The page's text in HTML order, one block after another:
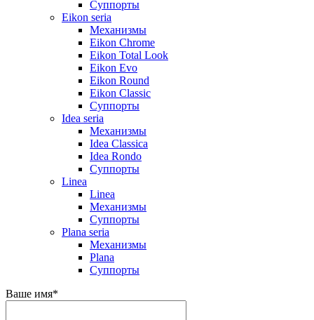
Суппорты
Eikon seria
Механизмы
Eikon Chrome
Eikon Total Look
Eikon Evo
Eikon Round
Eikon Classic
Суппорты
Idea seria
Механизмы
Idea Classica
Idea Rondo
Суппорты
Linea
Linea
Механизмы
Суппорты
Plana seria
Механизмы
Plana
Суппорты
Ваше имя*